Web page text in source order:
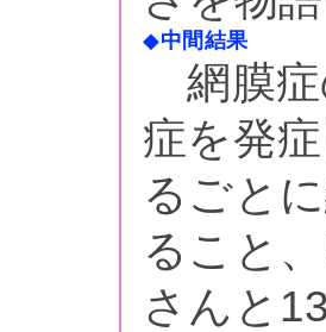
◆中間結果
網膜症
症を発
るごと
ること
さんと